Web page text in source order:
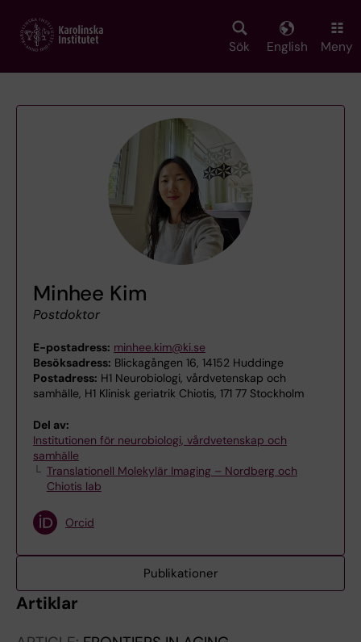
main
Sök English Meny
Minhee Kim
Postdoktor
E-postadress: minhee.kim@ki.se
Besöksadress: Blickagången 16, 14152 Huddinge
Postadress: H1 Neurobiologi, vårdvetenskap och
samhälle, H1 Klinisk geriatrik Chiotis, 171 77 Stockholm
Del av:
Institutionen för neurobiologi, vårdvetenskap och
samhälle
Translationell Molekylär Imaging – Nordberg och
Chiotis lab
Orcid
Publikationer
Artiklar